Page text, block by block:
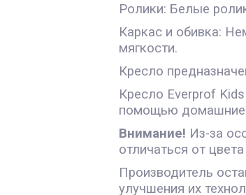
Ролики: Белые
Каркас и обивка:
мягкости.
Кресло
Кресло Everprof
помощью домашние
Внимание! Из-за
отличаться от
Производитель
улучшения их